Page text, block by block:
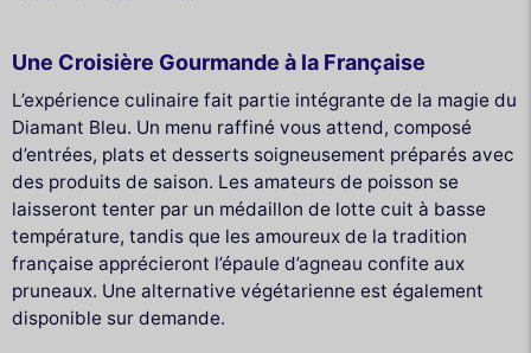
Une Croisière Gourmande à la Française
L’expérience culinaire fait partie intégrante de la magie du
Diamant Bleu. Un menu raffiné vous attend, composé
d’entrées, plats et desserts soigneusement préparés avec
des produits de saison. Les amateurs de poisson se
laisseront tenter par un médaillon de lotte cuit à basse
température, tandis que les amoureux de la tradition
française apprécieront l’épaule d’agneau confite aux
pruneaux. Une alternative végétarienne est également
disponible sur demande.